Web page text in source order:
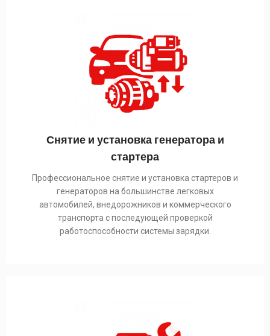
Снятие и установка генератора и
стартера
Профессиональное снятие и установка стартеров и
генераторов на большинстве легковых
автомобилей, внедорожников и коммерческого
транспорта с последующей проверкой
работоспособности системы зарядки.